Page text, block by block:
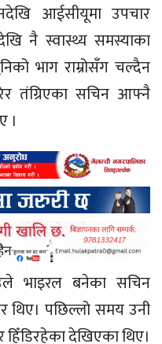
आईसीयूमा उपचार
नै स्वास्थ्य समस्याका
भाग राम्रोसँग चल्दैन
तंग्रिएका सचिन आफ्नै
।
भाइरल बनेका सचिन
थिए। पछिल्लो समय उनी
देखिएका थिए।